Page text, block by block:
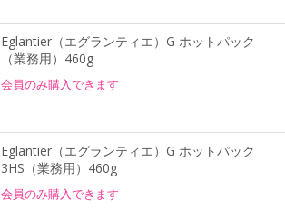
Eglantier（エグランティエ）G ホットパック
（業務用）460g
会員のみ購入できます
Eglantier（エグランティエ）G ホットパック
3HS（業務用）460g
会員のみ購入できます